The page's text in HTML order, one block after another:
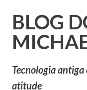
BLOG
Tecnologia
atitude